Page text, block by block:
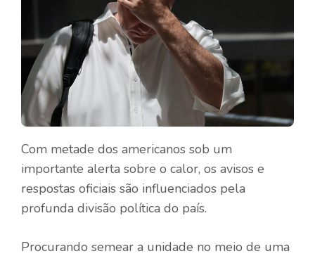
Com metade dos americanos sob um
importante alerta sobre o calor, os avisos e
respostas oficiais são influenciados pela
profunda divisão política do país.
Procurando semear a unidade no meio de uma